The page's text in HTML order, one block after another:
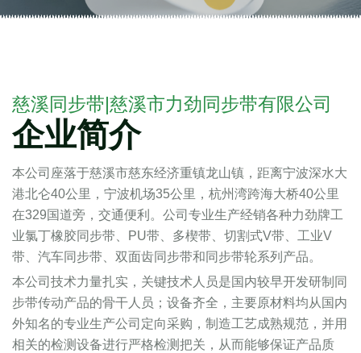
慈溪同步带|慈溪市力劲同步带有限公司
企业简介
本公司座落于慈溪市慈东经济重镇龙山镇，距离宁波深水大
港北仑40公里，宁波机场35公里，杭州湾跨海大桥40公里
在329国道旁，交通便利。公司专业生产经销各种力劲牌工
业氯丁橡胶同步带、PU带、多楔带、切割式V带、工业V
带、汽车同步带、双面齿同步带和同步带轮系列产品。
本公司技术力量扎实，关键技术人员是国内较早开发研制同
步带传动产品的骨干人员；设备齐全，主要原材料均从国内
外知名的专业生产公司定向采购，制造工艺成熟规范，并用
相关的检测设备进行严格检测把关，从而能够保证产品质